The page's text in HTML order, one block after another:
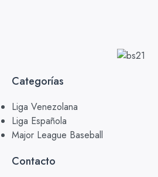
Categorías
Liga Venezolana
Liga Española
Major League Baseball
Contacto